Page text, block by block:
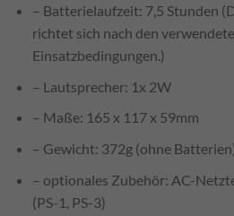
– Batterielaufzeit: 7,5 Stunden
richtet sich nach den
Einsatzbedingungen.)
– Lautsprecher: 1x 2W
– Maße: 165 x 117 x 59mm
– Gewicht: 372g (ohne
– optionales Zubehör: AC-
(PS-1, PS-3)